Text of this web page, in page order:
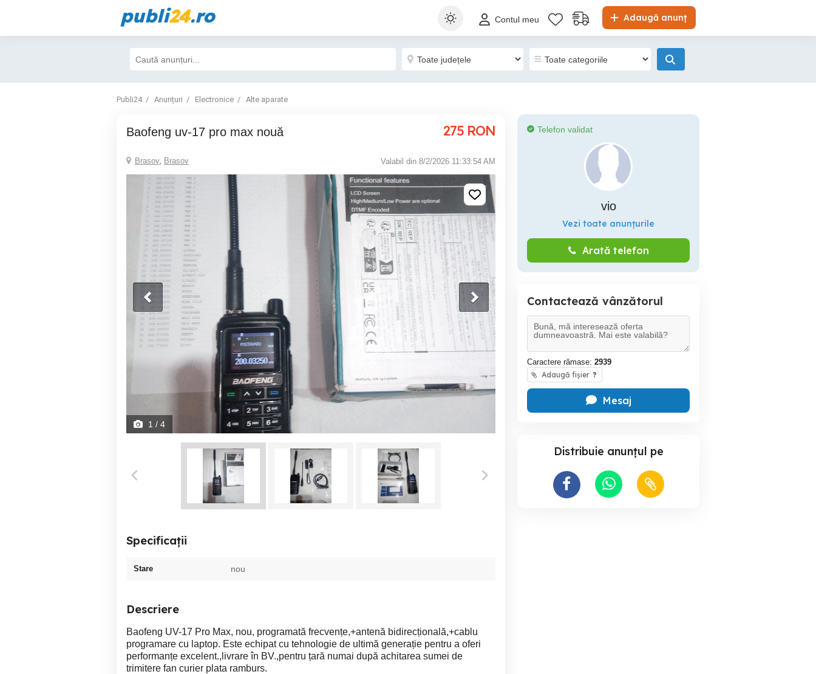
publi24.ro Adaugă anunț
Contul meu
Publi24 Anunțuri Electronice Alte aparate
baofeng uv-17 pro max nouă 275 RON
Brasov, Brasov Valabil din 8/2/2026 11:33:54 AM
1 / 4
Specificații
Stare nou
Descriere
Baofeng UV-17 Pro Max, nou, programată frecvențe,+antenă bidirecțională,+cablu
programare cu laptop. Este echipat cu tehnologie de ultimă generație pentru a oferi
performanțe excelent.,livrare în BV.,pentru țară numai după achitarea sumei de
trimitere fan curier plata ramburs.
Telefon validat
vio
Vezi toate anunțurile
Arată telefon
Contactează vânzătorul
Caractere rămase: 2939
Adaugă fișier ?
Mesaj
Distribuie anunțul pe